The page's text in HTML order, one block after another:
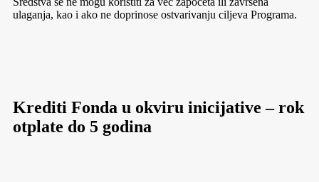
ulaganja, kao i ako ne doprinose ostvarivanju ciljeva Programa.
Krediti Fonda u okviru inicijative – rok
otplate do 5 godina